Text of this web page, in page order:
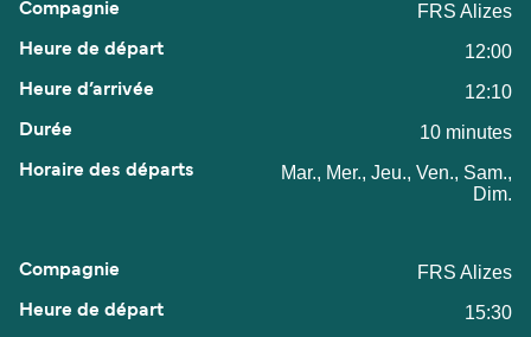
FRS Alizes
12:00
12:10
10 minutes
Mar., Mer., Jeu., Ven., Sam.,
Dim.
FRS Alizes
15:30